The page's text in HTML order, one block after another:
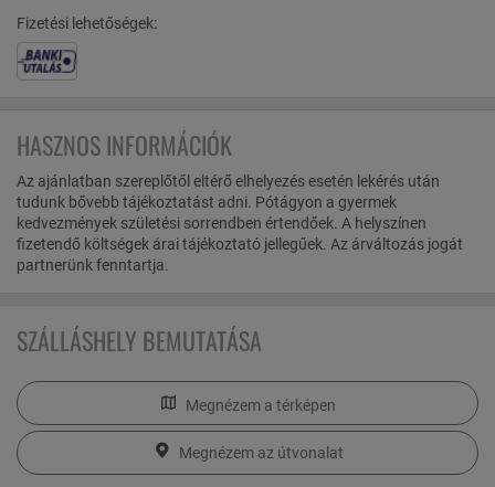
Fizetési lehetőségek:
HASZNOS INFORMÁCIÓK
Az ajánlatban szereplőtől eltérő elhelyezés esetén lekérés után
tudunk bővebb tájékoztatást adni. Pótágyon a gyermek
kedvezmények születési sorrendben értendőek. A helyszínen
fizetendő költségek árai tájékoztató jellegűek. Az árváltozás jogát
partnerünk fenntartja.
SZÁLLÁSHELY BEMUTATÁSA
Megnézem a térképen
Megnézem az útvonalat